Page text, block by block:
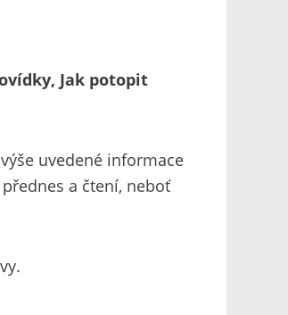
ky, Jak potopit
uvedené informace
a čtení, neboť